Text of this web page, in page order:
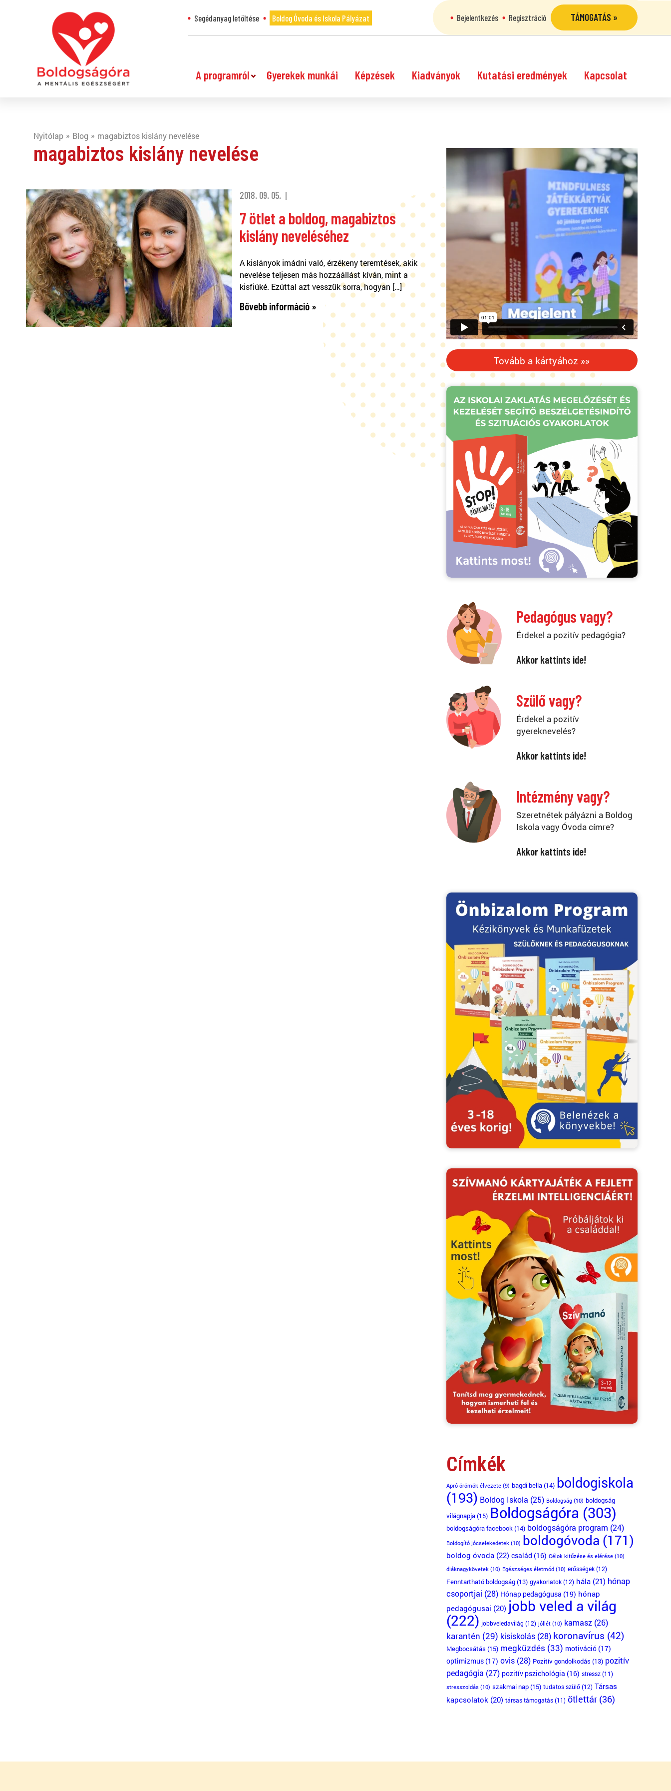
Segédanyag letöltése Boldog Óvoda és Iskola Pályázat Bejelentkezés Regisztráció TÁMOGATÁS »
A programról Gyerekek munkái Képzések Kiadványok Kutatási eredmények Kapcsolat
Nyitólap Blog magabiztos kislány nevelése
magabiztos kislány nevelése
2018. 09. 05.
7 ötlet a boldog, magabiztos
kislány neveléséhez
A kislányok imádni való, érzékeny teremtések, akik
nevelése teljesen más hozzáállást kíván, mint a
kisfiúké. Ezúttal azt vesszük sorra, hogyan […]
Bővebb információ »
Tovább a kártyához »»
Pedagógus vagy?
Érdekel a pozitív pedagógia?
Akkor kattints ide!
Szülő vagy?
Érdekel a pozitív
gyereknevelés?
Akkor kattints ide!
Intézmény vagy?
Szeretnétek pályázni a Boldog
Iskola vagy Óvoda címre?
Akkor kattints ide!
Címkék
Apró örömök élvezete(9) bagdi bella(14) boldogiskola
(193) Boldog Iskola (25) Boldogság(10) boldogság
világnapja(15) Boldogságóra (303)
boldogságóra facebook(14) boldogságóra program (24)
Boldogító jócselekedetek (10) boldogóvoda (171)
boldog óvoda(22) család (16) Célok kitűzése és elérése(10)
diáknagykövetek (10) Egészséges életmód(10) erősségek(12)
Fenntartható boldogság(13) gyakorlatok(12) hála(21) hónap
csoportjai (28) Hónap pedagógusa (19) hónap
pedagógusai (20) jobb veled a világ
(222) jobbveledavilág (12) jóllét(10) kamasz(26)
karantén (29) kisiskolás(28) koronavírus (42)
Megbocsátás (15) megküzdés (33) motiváció(17)
optimizmus(17) ovis(28) Pozitív gondolkodás (13) pozitív
pedagógia (27) pozitív pszichológia (16) stressz(11)
stresszoldás(10) szakmai nap(15) tudatos szülő(12) Társas
kapcsolatok (20) társas támogatás(11) ötlettár(36)